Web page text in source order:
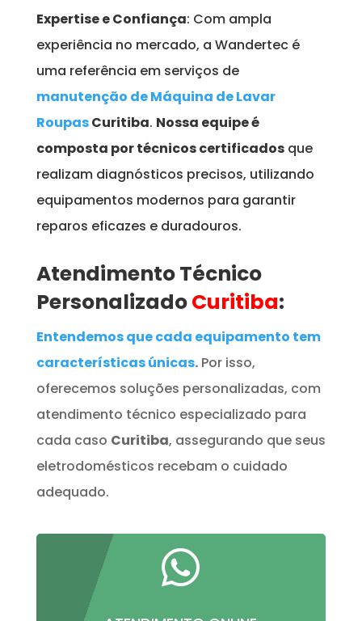
Expertise e Confiança: Com ampla
experiência no mercado, a Wandertec é
uma referência em serviços de
manutenção de Máquina de Lavar
RoupasCuritiba. Nossa equipe é
composta por técnicos certificadosque
realizam diagnósticos precisos, utilizando
equipamentos modernos para garantir
reparos eficazes e duradouros.
Atendimento Técnico
PersonalizadoCuritiba:
Entendemos que cada equipamento tem
características únicas.Por isso,
oferecemos soluções personalizadas, com
atendimento técnico especializado para
cada caso Curitiba, assegurando que seus
eletrodomésticos recebam o cuidado
adequado.
